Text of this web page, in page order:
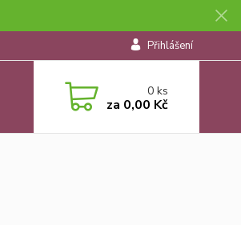
Přihlášení
0ks
za 0,00 Kč